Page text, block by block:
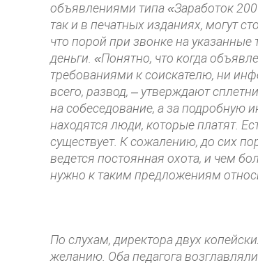
объявлениями типа «Заработок
так и в печатных изданиях, могут
что порой при звонке на
деньги. «Понятно, что когда
требованиями к соискателю, ни
всего, развод, – утверждают
на собеседование, а за подробную
находятся люди, которые платят.
существует. К сожалению, до сих
ведется постоянная охота, и чем
нужно к таким предложениям
По слухам, директора двух
желанию. Оба педагога